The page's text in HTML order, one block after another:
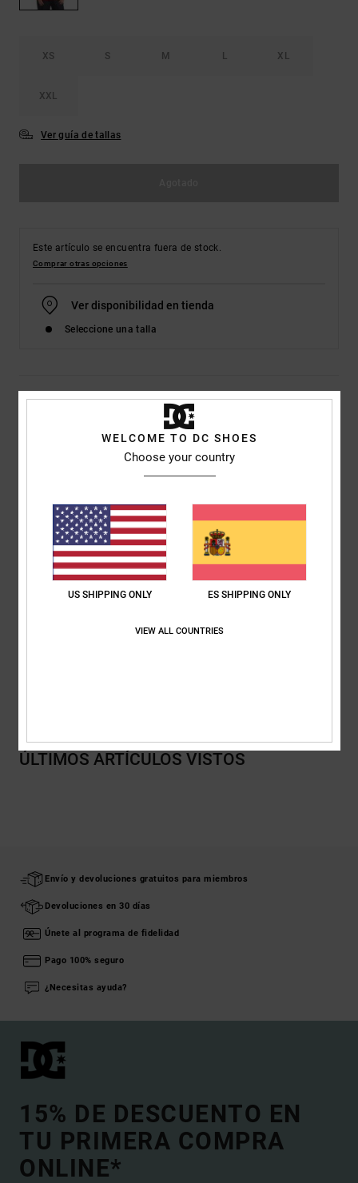
XS S M L XL
XXL
Ver guía de tallas
Este artículo se encuentra fuera de stock.
Comprar otras opciones
Ver disponibilidad en tienda
Seleccione una talla
Detalles & características
Camiseta de manga corta Rojo Hombre
Código de colorrqr7
Tejido:Tejido de algodón [200 g / m2]
Corte:corte normal, clásico, cómodo
Cuello:cuello redondo
Estampado en el pecho
[Tejido principal] 100% algodón
ÚLTIMOS ARTÍCULOS VISTOS
Envío y devoluciones gratuitos para miembros
Devoluciones en 30 días
Únete al programa de fidelidad
Pago 100% seguro
¿Necesitas ayuda?
15% DE DESCUENTO EN
TU PRIMERA COMPRA
ONLINE*
WELCOME TO DC SHOES
Choose your country
US SHIPPING ONLY ES SHIPPING ONLY
VIEW ALL COUNTRIES